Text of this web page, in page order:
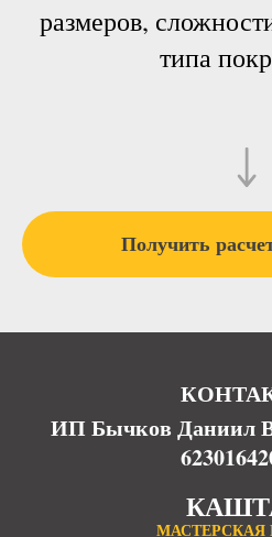
размеров,
типа
Получить
ИП Бычков Даниил
МАСТЕРСКАЯ